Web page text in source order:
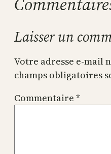
Laisser un
Votre adresse e-mail
champs obligatoires
Commentaire *